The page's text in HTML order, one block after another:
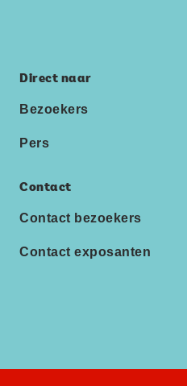
Direct naar
Bezoekers
Pers
Contact
Contact bezoekers
Contact exposanten